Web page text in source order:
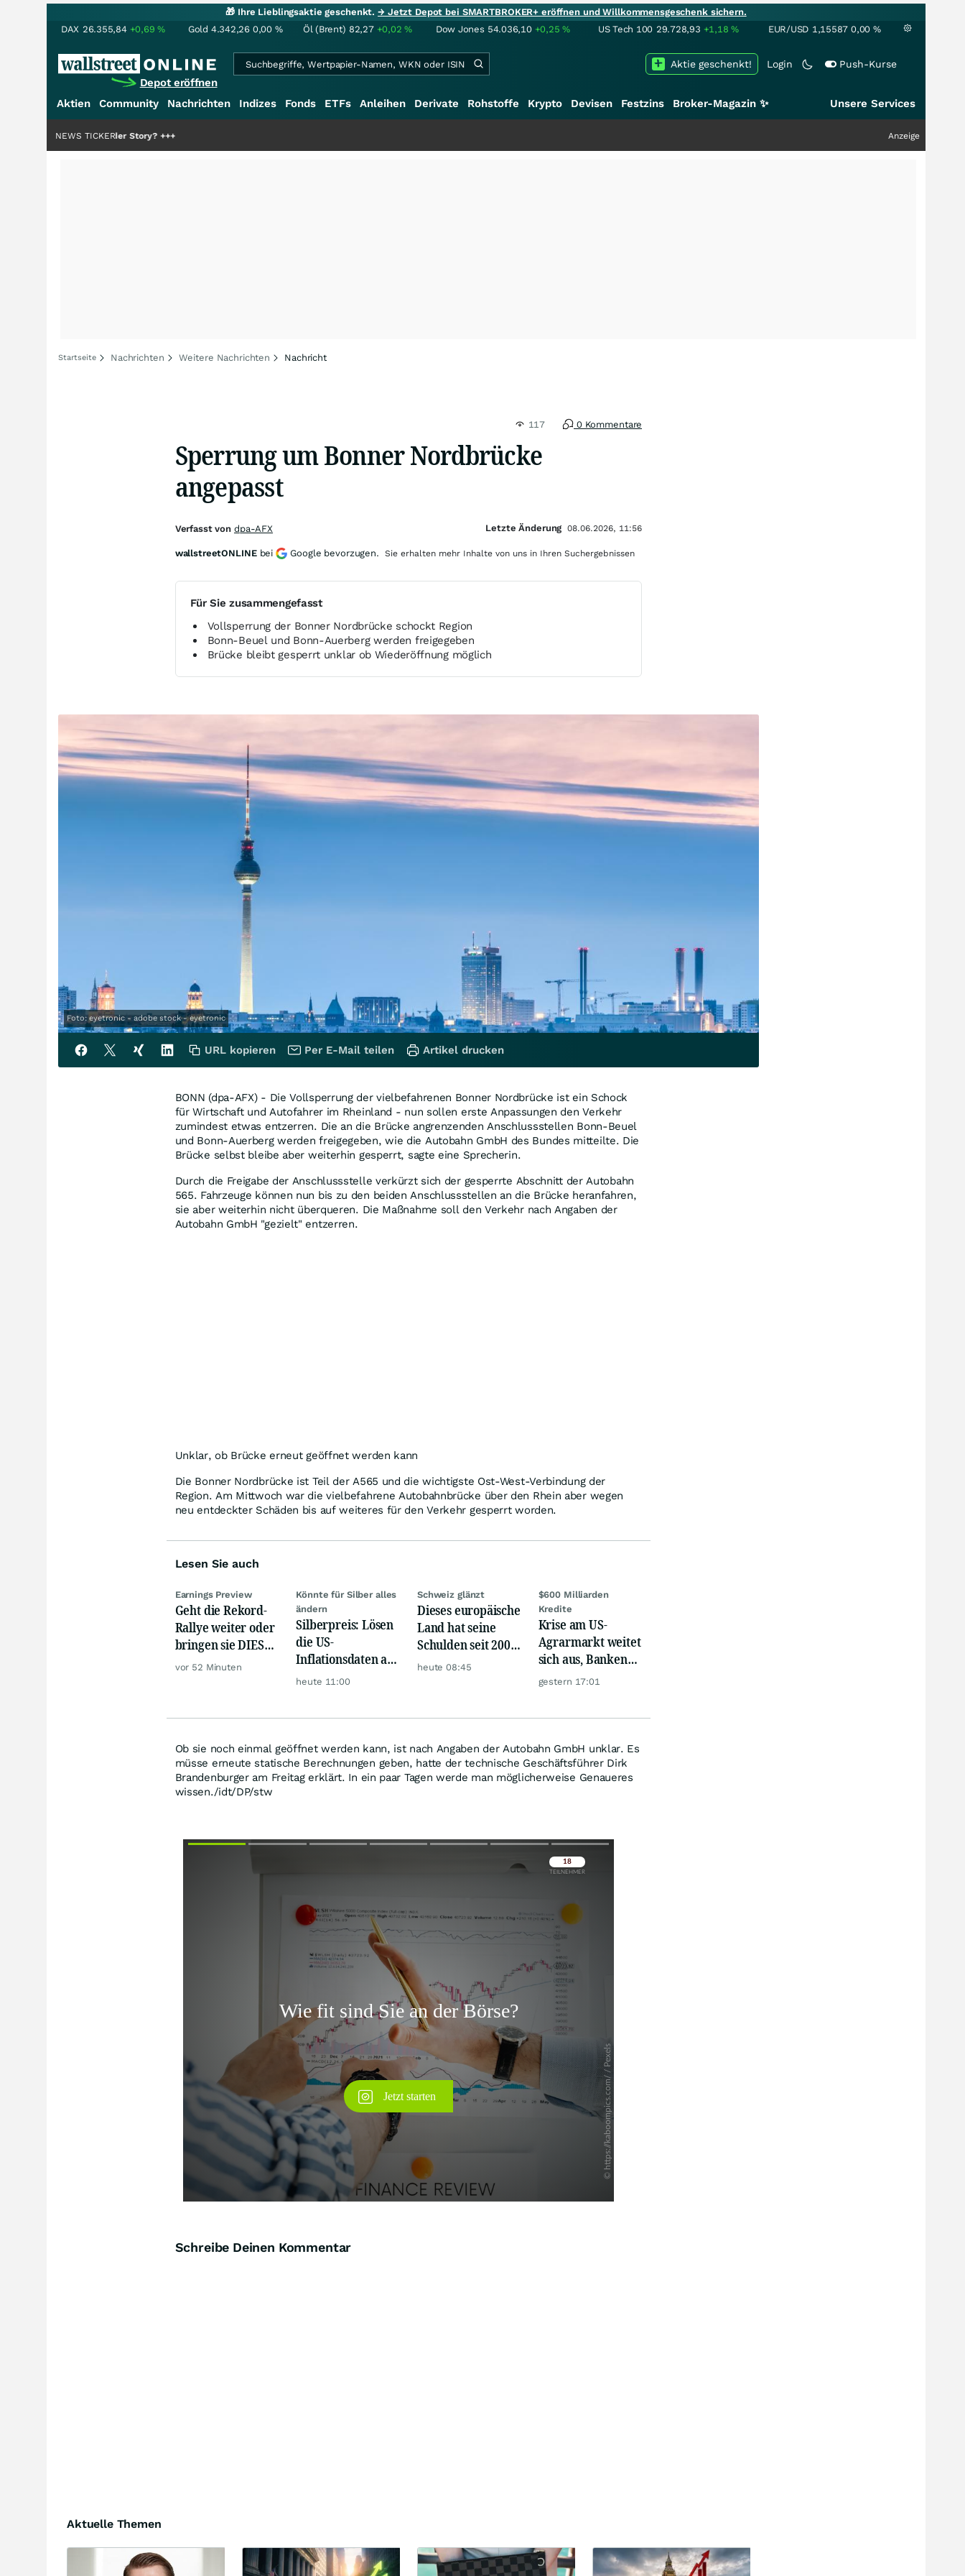
🎁 Ihre Lieblingsaktie geschenkt.→ Jetzt Depot bei SMARTBROKER+ eröffnen und Willkommensgeschenk sichern.
DAX 26.355,84 +0,69% Gold 4.342,26 0,00 % Öl (Brent) 82,27 +0,02% Dow Jones 54.036,10 +0,25% US Tech 100 29.728,93 +1,18% EUR/USD 1,15587 0,00 %
Depot eröffnen
Login Push-Kurse
Aktie geschenkt!
Aktien Community Nachrichten Indizes Fonds ETFs Anleihen Derivate Rohstoffe Krypto Devisen Festzins Broker-Magazin ✨ Unsere Services
Hälfte der Story?+++ Anzeige
NEWS TICKER
Startseite Nachrichten Weitere Nachrichten Nachricht
117 0 Kommentare
Sperrung um Bonner Nordbrücke
angepasst
Für Sie zusammengefasst
Vollsperrung der Bonner Nordbrücke schockt Region
Bonn-Beuel und Bonn-Auerberg werden freigegeben
Brücke bleibt gesperrt unklar ob Wiederöffnung möglich
Foto: eyetronic - adobe stock - eyetronic
BONN (dpa-AFX) - Die Vollsperrung der vielbefahrenen Bonner Nordbrücke ist ein Schock
für Wirtschaft und Autofahrer im Rheinland - nun sollen erste Anpassungen den Verkehr
zumindest etwas entzerren. Die an die Brücke angrenzenden Anschlussstellen Bonn-Beuel
und Bonn-Auerberg werden freigegeben, wie die Autobahn GmbH des Bundes mitteilte. Die
Brücke selbst bleibe aber weiterhin gesperrt, sagte eine Sprecherin.
Durch die Freigabe der Anschlussstelle verkürzt sich der gesperrte Abschnitt der Autobahn
565. Fahrzeuge können nun bis zu den beiden Anschlussstellen an die Brücke heranfahren,
sie aber weiterhin nicht überqueren. Die Maßnahme soll den Verkehr nach Angaben der
Autobahn GmbH "gezielt" entzerren.
Unklar, ob Brücke erneut geöffnet werden kann
Die Bonner Nordbrücke ist Teil der A565 und die wichtigste Ost-West-Verbindung der
Region. Am Mittwoch war die vielbefahrene Autobahnbrücke über den Rhein aber wegen
neu entdeckter Schäden bis auf weiteres für den Verkehr gesperrt worden.
Lesen Sie auch
Earnings Preview
Geht die Rekord-
Rallye weiter oder
bringen sie DIESE
Werte jetzt zu Fall?
vor 52 Minuten
Könnte für Silber alles
ändern
Silberpreis: Lösen
die US-
Inflationsdaten am
Mittwoch eine
heute 11:00
Schweiz glänzt
Dieses europäische
Land hat seine
Schulden seit 2002
versiebenfacht
heute 08:45
$600 Milliarden
Kredite
Krise am US-
Agrarmarkt weitet
sich aus, Banken
werden nervös
gestern 17:01
Ob sie noch einmal geöffnet werden kann, ist nach Angaben der Autobahn GmbH unklar. Es
müsse erneute statische Berechnungen geben, hatte der technische Geschäftsführer Dirk
Brandenburger am Freitag erklärt. In ein paar Tagen werde man möglicherweise Genaueres
wissen./idt/DP/stw
Überspringen
Schreibe Deinen Kommentar
Aktuelle Themen
Verfasst von dpa-AFX Letzte Änderung 08.06.2026, 11:56
wallstreetONLINE bei Google bevorzugen. Sie erhalten mehr Inhalte von uns in Ihren Suchergebnissen
URL kopieren Per E-Mail teilen Artikel drucken